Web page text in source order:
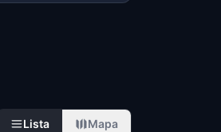
Lista Mapa